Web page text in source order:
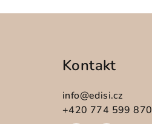
Kontakt
info@edisi.cz
+420 774 599 870